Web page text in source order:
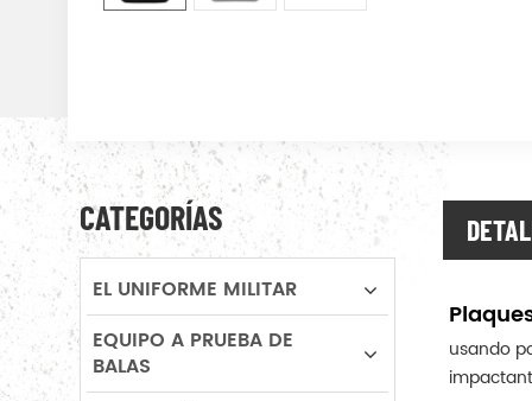
usando
CATEGORÍAS
EL UNIFORME MILITAR
EQUIPO A PRUEBA DE
BALAS